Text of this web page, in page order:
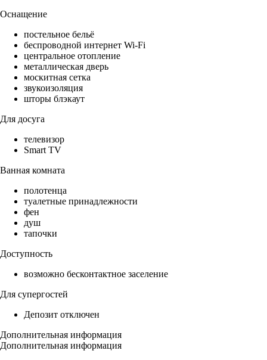
Оснащение
постельное бельё
беспроводной интернет Wi-Fi
центральное отопление
металлическая дверь
москитная сетка
звукоизоляция
шторы блэкаут
Для досуга
телевизор
Smart TV
Ванная комната
полотенца
туалетные принадлежности
фен
душ
тапочки
Доступность
возможно бесконтактное заселение
Для супергостей
Депозит отключен
Дополнительная информация
Дополнительная информация